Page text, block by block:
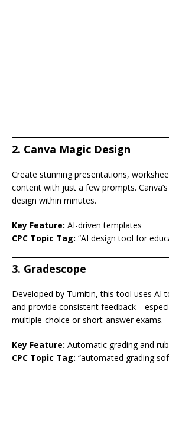
2. Canva Magic Design
Create stunning presentations,
content with just a few prompts.
design within minutes.
Key Feature: AI-driven templates
CPC Topic Tag: “AI design tool for
3. Gradescope
Developed by Turnitin, this tool uses AI
and provide consistent
multiple-choice or short-answer exams.
Key Feature: Automatic grading and
CPC Topic Tag: “automated grading